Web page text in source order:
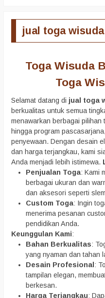
jual toga
Toga Wisuda
Toga
Selamat datang di jual toga
berkualitas untuk semua
menawarkan berbagai
hingga program
penyewaan. Dengan desain
dan harga terjangkau, kami
Anda menjadi lebih istimewa.
Penjualan Toga: Kami
berbagai ukuran dan
dan aksesori seperti
Custom Toga: Ingin
menerima pesanan
pendidikan Anda.
Keunggulan Kami:
Bahan Berkualitas:
yang nyaman dan tahan
Desain Profesional :
tampilan elegan,
berkesan.
Harga Terjangkau: